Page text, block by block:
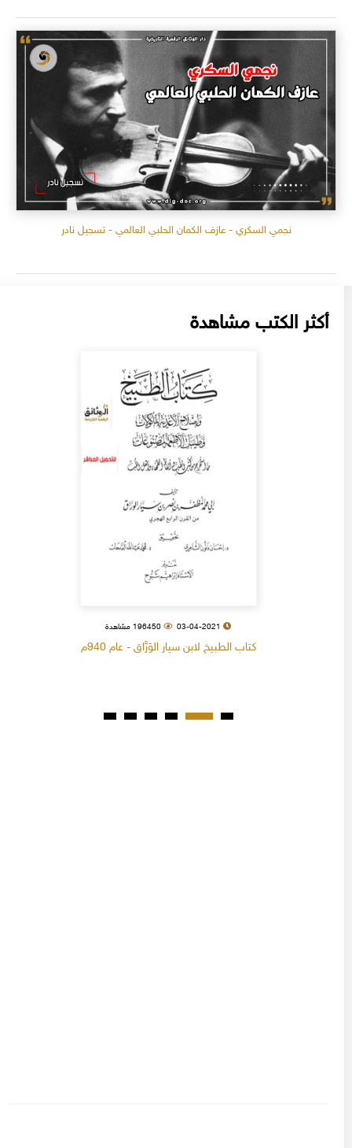
نجمي السكري - عازف الكمان الحلبي العالمي - تسجيل نادر
أكثر الكتب مشاهدة
03-04-2021 196450 مشاهدة
كتاب الطبيخ لابن سيار الوَرَّاق - عام 940م